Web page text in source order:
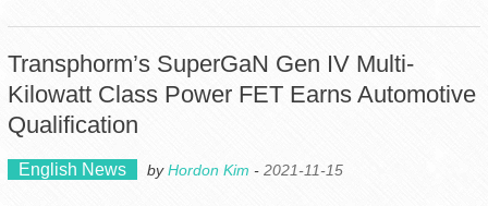
Transphorm’s SuperGaN Gen IV Multi-
Kilowatt Class Power FET Earns Automotive
Qualification
English News byHordon Kim - 2021-11-15